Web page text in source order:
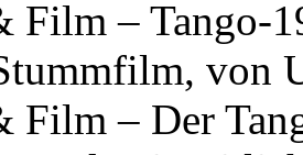
Film – Tango-
von
Film – Der